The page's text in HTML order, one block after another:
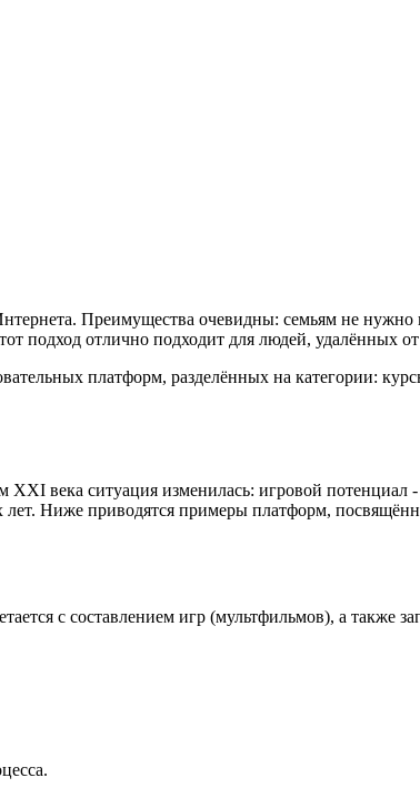
Преимущества очевидны: семьям не нужно
подход отлично подходит для людей, удалённых
платформ, разделённых на категории:
века ситуация изменилась: игровой потенциал
Ниже приводятся примеры платформ,
с составлением игр (мультфильмов), а также